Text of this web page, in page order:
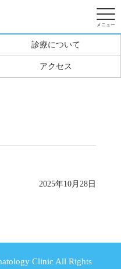
診療について
アクセス
2025年10月28日
Clinic All Rights